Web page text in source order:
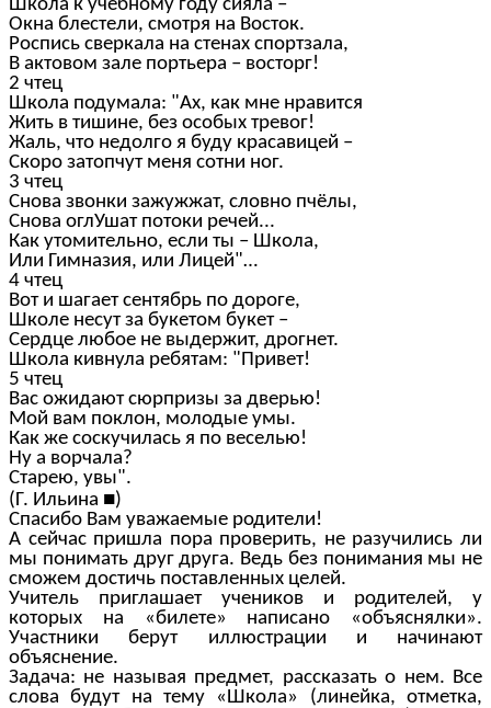
Школа к учебному году сияла –
Окна блестели, смотря на Восток.
Роспись сверкала на стенах спортзала,
В актовом зале портьера – восторг!
2 чтец
Школа подумала: "Ах, как мне нравится
Жить в тишине, без особых тревог!
Жаль, что недолго я буду красавицей –
Скоро затопчут меня сотни ног.
3 чтец
Снова звонки зажужжат, словно пчёлы,
Снова оглУшат потоки речей...
Как утомительно, если ты – Школа,
Или Гимназия, или Лицей"…
4 чтец
Вот и шагает сентябрь по дороге,
Школе несут за букетом букет –
Сердце любое не выдержит, дрогнет.
Школа кивнула ребятам: "Привет!
5 чтец
Вас ожидают сюрпризы за дверью!
Мой вам поклон, молодые умы.
Как же соскучилась я по веселью!
Ну а ворчала?
Старею, увы".
(Г. Ильина ■)
Спасибо Вам уважаемые родители!
А сейчас пришла пора проверить, не разучились ли
мы понимать друг друга. Ведь без понимания мы не
сможем достичь поставленных целей.
Учитель приглашает учеников и родителей, у
которых на «билете» написано «объяснялки».
Участники берут иллюстрации и начинают
объяснение.
Задача: не называя предмет, рассказать о нем. Все
слова будут на тему «Школа» (линейка, отметка,